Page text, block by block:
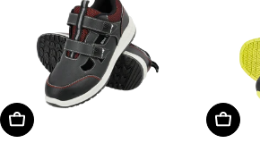
Wybierz opcje